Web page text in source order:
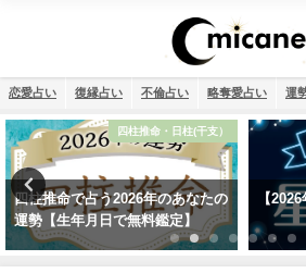
恋愛占い 復縁占い 不倫占い 略奪愛占い 運
12星座
【2026年】12星座別の運勢まとめ
タロ
配…浮